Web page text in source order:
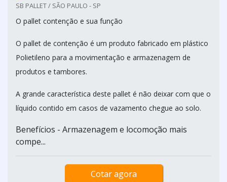
SB PALLET / SÃO PAULO - SP
O pallet contenção e sua função
O pallet de contenção é um produto fabricado em plástico
Polietileno para a movimentação e armazenagem de
produtos e tambores.
A grande característica deste pallet é não deixar com que o
líquido contido em casos de vazamento chegue ao solo.
Benefícios - Armazenagem e locomoção mais
compe...
Cotar agora